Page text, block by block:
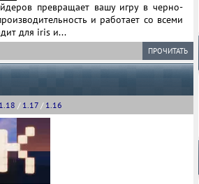
превращает вашу игру в черно-
и работает со всеми
для iris и...
ПРОЧИТАТЬ
1.18 / 1.17 / 1.16